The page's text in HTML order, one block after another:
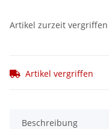
Artikel zurzeit vergriffen
Artikel vergriffen
Beschreibung